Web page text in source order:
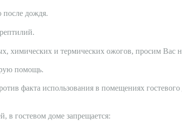
после дождя.
химических и термических ожогов, просим Вас
помощь.
факта использования в помещениях
в гостевом доме запрещается: